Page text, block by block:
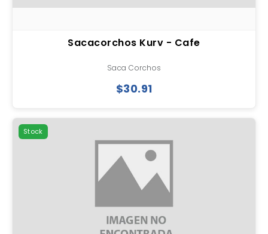
Sacacorchos Kurv - Cafe
Saca Corchos
$30.91
Stock